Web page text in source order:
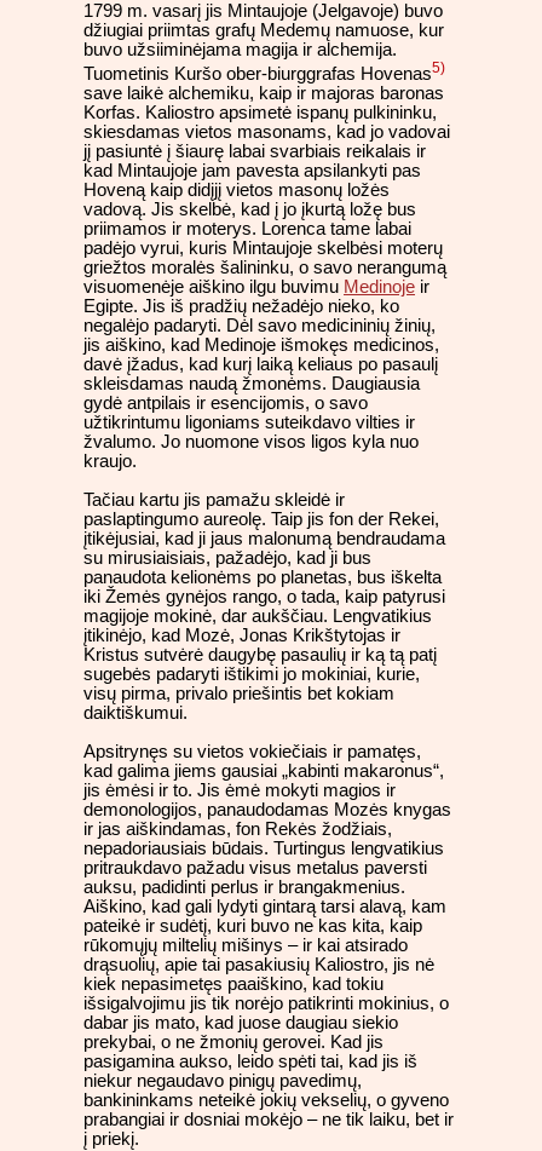
1799 m. vasarį jis Mintaujoje (Jelgavoje) buvo
džiugiai priimtas grafų Medemų namuose, kur
buvo užsiiminėjama magija ir alchemija.
Tuometinis Kuršo ober-biurggrafas Hovenas5)
save laikė alchemiku, kaip ir majoras baronas
Korfas. Kaliostro apsimetė ispanų pulkininku,
skiesdamas vietos masonams, kad jo vadovai
jį pasiuntė į šiaurę labai svarbiais reikalais ir
kad Mintaujoje jam pavesta apsilankyti pas
Hoveną kaip didįjį vietos masonų ložės
vadovą. Jis skelbė, kad į jo įkurtą ložę bus
priimamos ir moterys. Lorenca tame labai
padėjo vyrui, kuris Mintaujoje skelbėsi moterų
griežtos moralės šalininku, o savo nerangumą
visuomenėje aiškino ilgu buvimu Medinoje ir
Egipte. Jis iš pradžių nežadėjo nieko, ko
negalėjo padaryti. Dėl savo medicininių žinių,
jis aiškino, kad Medinoje išmokęs medicinos,
davė įžadus, kad kurį laiką keliaus po pasaulį
skleisdamas naudą žmonėms. Daugiausia
gydė antpilais ir esencijomis, o savo
užtikrintumu ligoniams suteikdavo vilties ir
žvalumo. Jo nuomone visos ligos kyla nuo
kraujo.
Tačiau kartu jis pamažu skleidė ir
paslaptingumo aureolę. Taip jis fon der Rekei,
įtikėjusiai, kad ji jaus malonumą bendraudama
su mirusiaisiais, pažadėjo, kad ji bus
panaudota kelionėms po planetas, bus iškelta
iki Žemės gynėjos rango, o tada, kaip patyrusi
magijoje mokinė, dar aukščiau. Lengvatikius
įtikinėjo, kad Mozė, Jonas Krikštytojas ir
Kristus sutvėrė daugybę pasaulių ir ką tą patį
sugebės padaryti ištikimi jo mokiniai, kurie,
visų pirma, privalo priešintis bet kokiam
daiktiškumui.
Apsitrynęs su vietos vokiečiais ir pamatęs,
kad galima jiems gausiai „kabinti makaronus“,
jis ėmėsi ir to. Jis ėmė mokyti magios ir
demonologijos, panaudodamas Mozės knygas
ir jas aiškindamas, fon Rekės žodžiais,
nepadoriausiais būdais. Turtingus lengvatikius
pritraukdavo pažadu visus metalus paversti
auksu, padidinti perlus ir brangakmenius.
Aiškino, kad gali lydyti gintarą tarsi alavą, kam
pateikė ir sudėtį, kuri buvo ne kas kita, kaip
rūkomųjų miltelių mišinys – ir kai atsirado
drąsuolių, apie tai pasakiusių Kaliostro, jis nė
kiek nepasimetęs paaiškino, kad tokiu
išsigalvojimu jis tik norėjo patikrinti mokinius, o
dabar jis mato, kad juose daugiau siekio
prekybai, o ne žmonių gerovei. Kad jis
pasigamina aukso, leido spėti tai, kad jis iš
niekur negaudavo pinigų pavedimų,
bankininkams neteikė jokių vekselių, o gyveno
prabangiai ir dosniai mokėjo – ne tik laiku, bet ir
į priekį.